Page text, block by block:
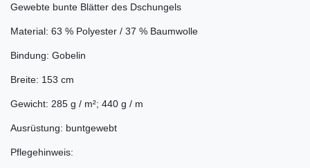
Gewebte bunte Blätter des Dschungels
Material: 63 % Polyester / 37 % Baumwolle
Bindung: Gobelin
Breite: 153 cm
Gewicht: 285 g / m²; 440 g / m
Ausrüstung: buntgewebt
Pflegehinweis: